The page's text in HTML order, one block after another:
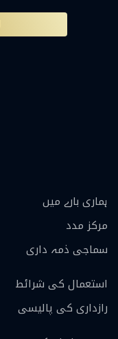
ہماری بارے ميں
مرکز مدد
سماجی ذمہ داری
استعمال کی شرائط
رازداری کی پالیسی